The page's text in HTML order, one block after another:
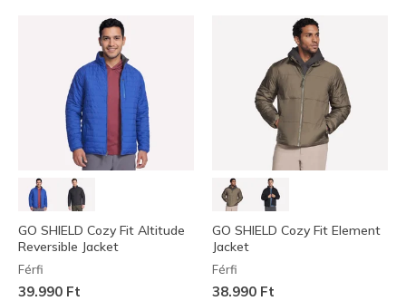
GO SHIELD Cozy Fit Altitude
Reversible Jacket
Férfi
39.990 Ft
GO SHIELD Cozy Fit Element
Jacket
Férfi
38.990 Ft